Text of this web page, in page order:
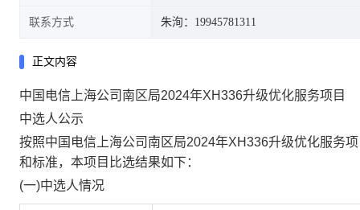
联系方式 朱洵：19945781311
正文内容
中国电信上海公司南区局2024年XH336升级优化服务项目
中选人公示
按照中国电信上海公司南区局2024年XH336升级优化服务
和标准，本项目比选结果如下：
(一)中选人情况